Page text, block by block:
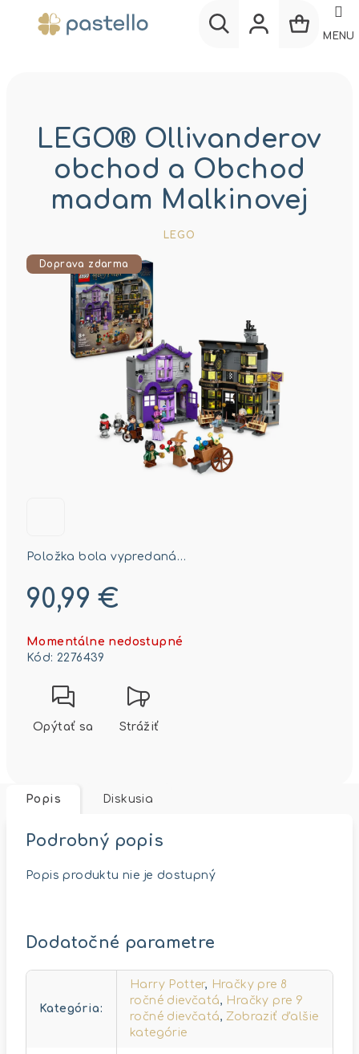
MENU
Položka bola vypredaná…
90,99 €
cena:
Momentálne nedostupné
Kód: 2276439
Opýtať sa Strážiť
LEGO® Ollivanderov
obchod a Obchod
madam Malkinovej
LEGO
Doprava zdarma
Popis Diskusia
Podrobný popis
Popis produktu nie je dostupný
Dodatočné parametre
Kategória:
Harry Potter, Hračky pre 8
ročné dievčatá, Hračky pre 9
ročné dievčatá, Zobraziť ďalšie
kategórie